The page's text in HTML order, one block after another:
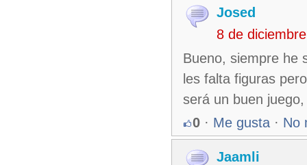
Josed
8 de
Bueno, siempre he
les falta figuras
será un buen
0 · Me gusta · No
Jaamli